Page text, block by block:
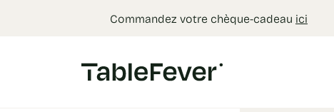
Commandez votre chèque-cadeau ici